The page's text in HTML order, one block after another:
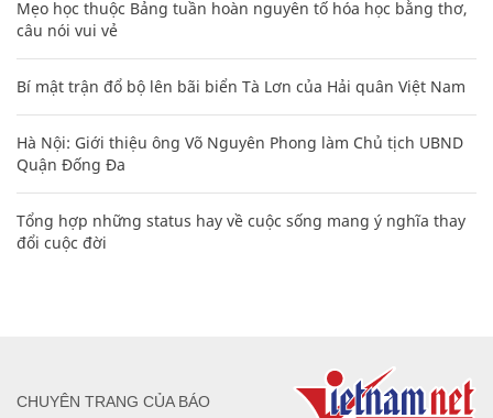
Mẹo học thuộc Bảng tuần hoàn nguyên tố hóa học bằng thơ,
câu nói vui vẻ
Bí mật trận đổ bộ lên bãi biển Tà Lơn của Hải quân Việt Nam
Hà Nội: Giới thiệu ông Võ Nguyên Phong làm Chủ tịch UBND
Quận Đống Đa
Tổng hợp những status hay về cuộc sống mang ý nghĩa thay
đổi cuộc đời
CHUYÊN TRANG CỦA BÁO